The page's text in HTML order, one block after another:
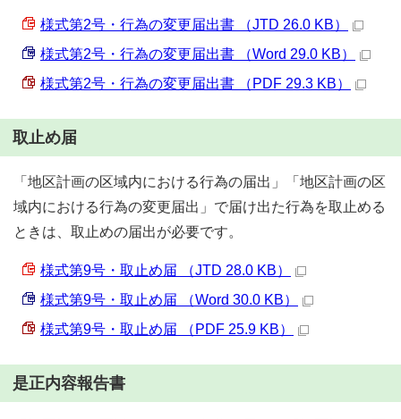
様式第2号・行為の変更届出書 （JTD 26.0 KB）
様式第2号・行為の変更届出書 （Word 29.0 KB）
様式第2号・行為の変更届出書 （PDF 29.3 KB）
取止め届
「地区計画の区域内における行為の届出」「地区計画の区
域内における行為の変更届出」で届け出た行為を取止める
ときは、取止めの届出が必要です。
様式第9号・取止め届 （JTD 28.0 KB）
様式第9号・取止め届 （Word 30.0 KB）
様式第9号・取止め届 （PDF 25.9 KB）
是正内容報告書